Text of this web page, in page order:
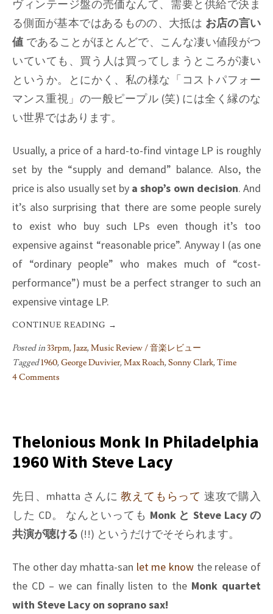
ヴィンテージ盤の売価なんて、需要と供給で決ま
る側面が基本ではあるものの、大抵は お店の言い
値 であることがほとんどで、こんな凄い値段がつ
いていても、買う人は買ってしまうところが凄い
というか。とにかく、私の様な「コストパフォー
マンス重視」の一般ピープル (笑) には全く縁のな
い世界ではあります。
Usually, a price of a hard-to-find vintage LP is roughly
set by the “supply and demand” balance. Also, the
price is also usually set by a shop’s own decision. And
it’s also surprising that there are some people surely
to exist who buy such LPs even though it’s too
expensive against “reasonable price”. Anyway I (as one
of “ordinary people” who makes much of “cost-
performance”) must be a perfect stranger to such an
expensive vintage LP.
CONTINUE READING →
Posted in33rpm,Jazz,Music Review / 音楽レビュー
Tagged1960,George Duvivier,Max Roach,Sonny Clark,Time
4 Comments
Trio
(Time
S-
Thelonious Monk In Philadelphia
1960 With Steve Lacy
先日、mhatta さんに教えてもらって 速攻で購入
した CD。 なんといっても Monk とSteve Lacy の
共演が聴ける (!!) というだけでそそられます。
The other day mhatta-san let me know the release of
the CD – we can finally listen to the Monk quartet
with Steve Lacy on soprano sax!